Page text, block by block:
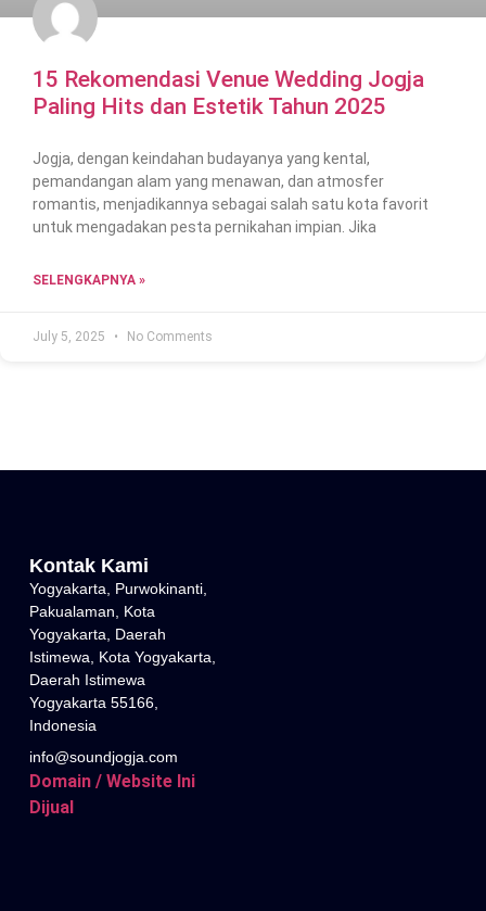
15 Rekomendasi Venue Wedding Jogja
Paling Hits dan Estetik Tahun 2025
Jogja, dengan keindahan budayanya yang kental,
pemandangan alam yang menawan, dan atmosfer
romantis, menjadikannya sebagai salah satu kota favorit
untuk mengadakan pesta pernikahan impian. Jika
SELENGKAPNYA »
July 5, 2025 No Comments
Kontak Kami
Yogyakarta, Purwokinanti,
Pakualaman, Kota
Yogyakarta, Daerah
Istimewa, Kota Yogyakarta,
Daerah Istimewa
Yogyakarta 55166,
Indonesia
info@soundjogja.com
Domain / Website Ini
Dijual